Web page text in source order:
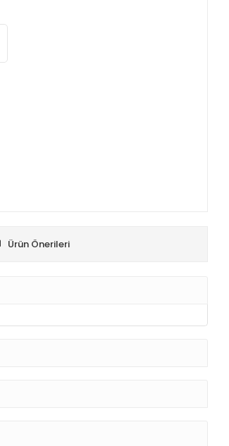
Ürün Önerileri